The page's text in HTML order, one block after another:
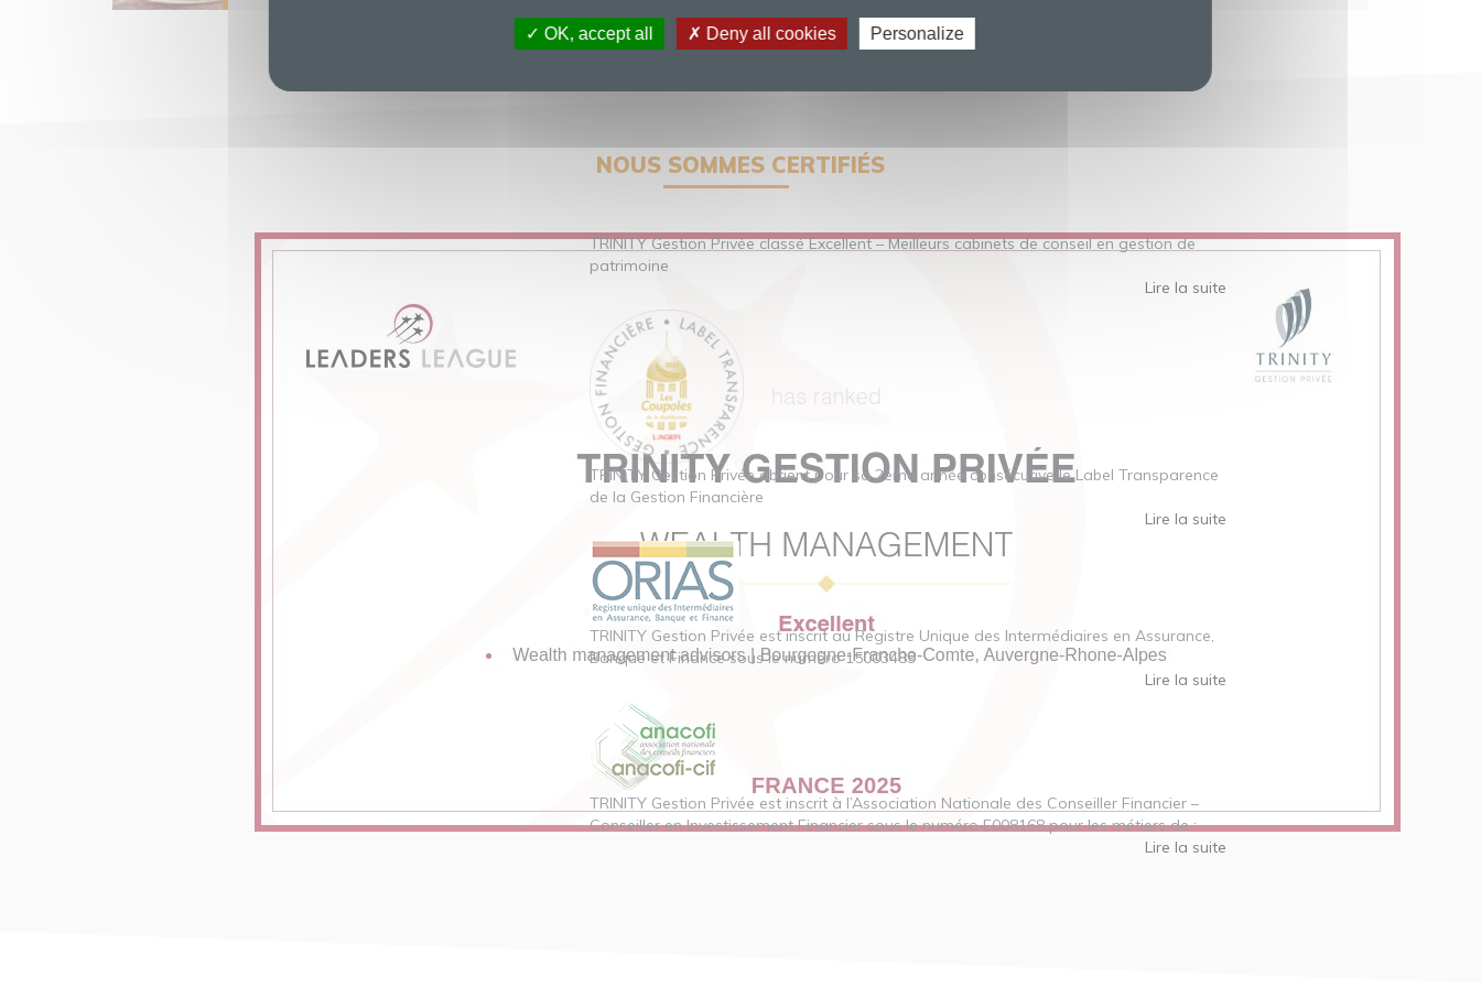
NOUS SOMMES CERTIFIÉS
TRINITY Gestion Privée classé Excellent – Meilleurs cabinets de conseil en gestion de
patrimoine
Lire la suite
TRINITY Gestion Privée obtient pour sa 2ème année consécutive le Label Transparence
de la Gestion Financière
Lire la suite
TRINITY Gestion Privée est inscrit au Registre Unique des Intermédiaires en Assurance,
Banque et Finance sous le numéro 15003489
Lire la suite
TRINITY Gestion Privée est inscrit à l’Association Nationale des Conseiller Financier –
Conseiller en Investissement Financier sous le numéro E008168 pour les métiers de :
Lire la suite
OK, accept all Deny all cookies Personalize